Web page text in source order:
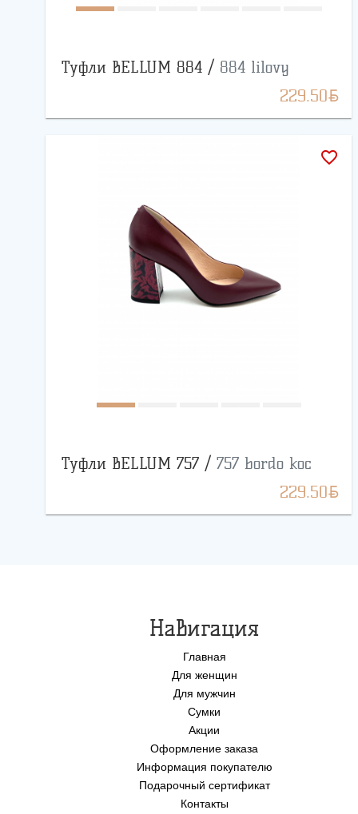
Туфли BELLUM 884 / 884 lilovy
229.50BYN
favorite_border
Туфли BELLUM 757 / 757 bordo koc
229.50BYN
Навигация
Главная
Для женщин
Для мужчин
Сумки
Акции
Оформление заказа
Информация покупателю
Подарочный сертификат
Контакты